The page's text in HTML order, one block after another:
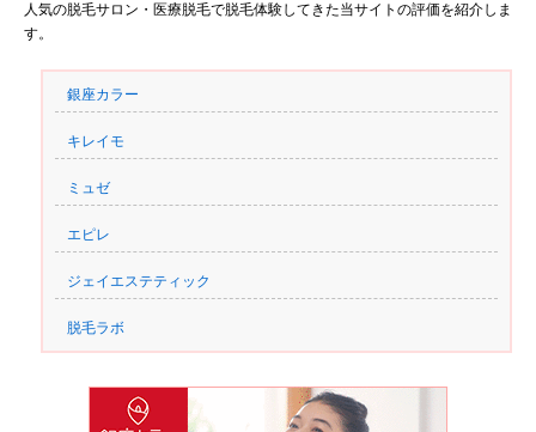
人気の脱毛サロン・医療脱毛で脱毛体験してきた当サイトの評価を紹介しま
す。
銀座カラー
キレイモ
ミュゼ
エピレ
ジェイエステティック
脱毛ラボ